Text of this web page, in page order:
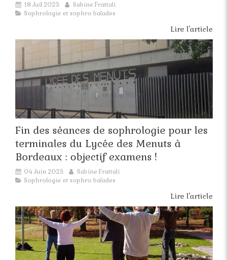
18 Juil 2023
Sabine Frattali
Sophrologie et sophro balades
Lire l'article
Fin des séances de sophrologie pour les
terminales du Lycée des Menuts à
Bordeaux : objectif examens !
04 Juin 2023
Sabine Frattali
Sophrologie et sophro balades
Lire l'article